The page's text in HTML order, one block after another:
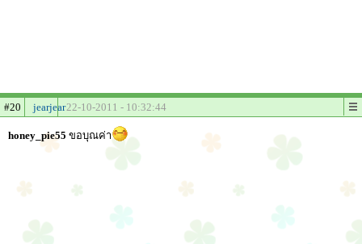
#20 jearjear22-10-2011 - 10:32:44
honey_pie55 ขอบุณค่า